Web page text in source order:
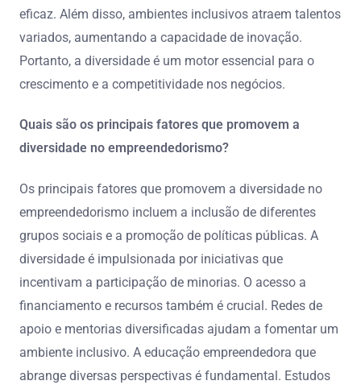
eficaz. Além disso, ambientes inclusivos atraem talentos
variados, aumentando a capacidade de inovação.
Portanto, a diversidade é um motor essencial para o
crescimento e a competitividade nos negócios.
Quais são os principais fatores que promovem a
diversidade no empreendedorismo?
Os principais fatores que promovem a diversidade no
empreendedorismo incluem a inclusão de diferentes
grupos sociais e a promoção de políticas públicas. A
diversidade é impulsionada por iniciativas que
incentivam a participação de minorias. O acesso a
financiamento e recursos também é crucial. Redes de
apoio e mentorias diversificadas ajudam a fomentar um
ambiente inclusivo. A educação empreendedora que
abrange diversas perspectivas é fundamental. Estudos